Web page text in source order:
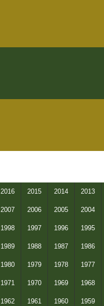
2016 2015 2014 2013
2007 2006 2005 2004
1998 1997 1996 1995
1989 1988 1987 1986
1980 1979 1978 1977
1971 1970 1969 1968
1962 1961 1960 1959